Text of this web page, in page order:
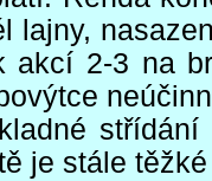
lajny,
akcí 2-3 na
střídání
je stále